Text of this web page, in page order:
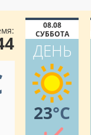
08.08
СУББОТА
ДЕНЬ
23°C